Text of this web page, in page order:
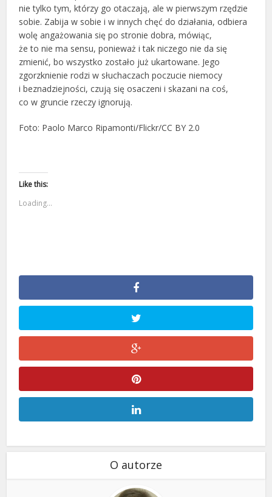
nie tylko tym, którzy go otaczają, ale w pierwszym rzędzie
sobie. Zabija w sobie i w innych chęć do działania, odbiera
wolę angażowania się po stronie dobra, mówiąc,
że to nie ma sensu, ponieważ i tak niczego nie da się
zmienić, bo wszystko zostało już ukartowane. Jego
zgorzknienie rodzi w słuchaczach poczucie niemocy
i beznadziejności, czują się osaczeni i skazani na coś,
co w gruncie rzeczy ignorują.
Foto: Paolo Marco Ripamonti/Flickr/CC BY 2.0
Like this:
Loading...
O autorze